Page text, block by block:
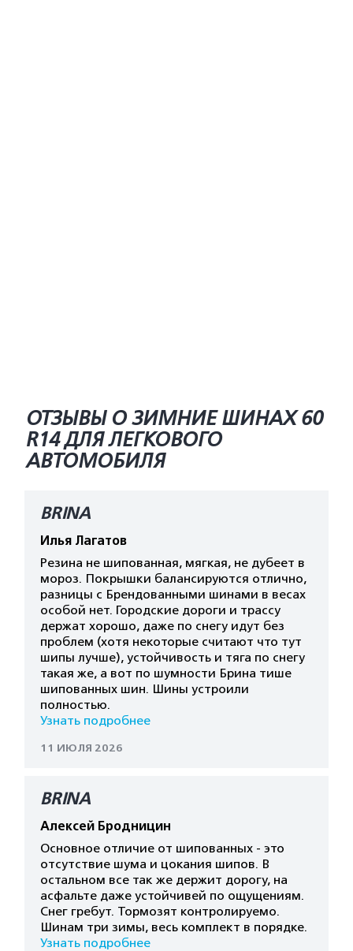
ОТЗЫВЫ О ЗИМНИЕ ШИНАХ 60
R14 ДЛЯ ЛЕГКОВОГО
АВТОМОБИЛЯ
BRINA
Илья Лагатов
Резина не шипованная, мягкая, не дубеет в
мороз. Покрышки балансируются отлично,
разницы с Брендованными шинами в весах
особой нет. Городские дороги и трассу
держат хорошо, даже по снегу идут без
проблем (хотя некоторые считают что тут
шипы лучше), устойчивость и тяга по снегу
такая же, а вот по шумности Брина тише
шипованных шин. Шины устроили
полностью.
Узнать подробнее
11 ИЮЛЯ 2026
BRINA
Алексей Бродницин
Основное отличие от шипованных - это
отсутствие шума и цокания шипов. В
остальном все так же держит дорогу, на
асфальте даже устойчивей по ощущениям.
Снег гребут. Тормозят контролируемо.
Шинам три зимы, весь комплект в порядке.
Узнать подробнее